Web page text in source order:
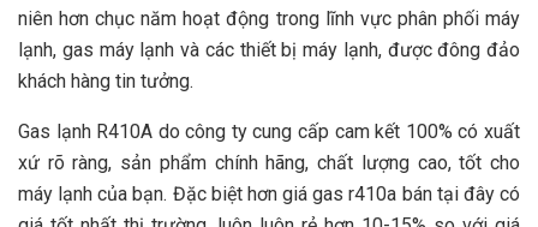
niên hơn chục năm hoạt động trong lĩnh vực phân phối máy
lạnh, gas máy lạnh và các thiết bị máy lạnh, được đông đảo
khách hàng tin tưởng.
Gas lạnh R410A do công ty cung cấp cam kết 100% có xuất
xứ rõ ràng, sản phẩm chính hãng, chất lượng cao, tốt cho
máy lạnh của bạn. Đặc biệt hơn giá gas r410a bán tại đây có